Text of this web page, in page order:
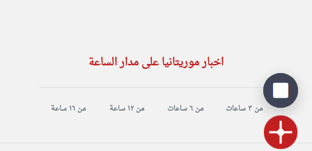
اخبار موريتانيا على مدار الساعة
من ٣ ساعات من ٦ ساعات من ١٢ ساعة من ١٦ ساعة